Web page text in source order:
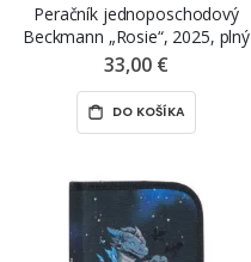
Peračník jednoposchodový
Beckmann „Rosie“, 2025, plný
33,00 €
DO KOŠÍKA